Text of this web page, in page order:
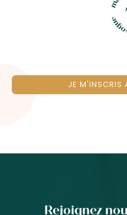
JE M'INSCRIS
Rejoignez